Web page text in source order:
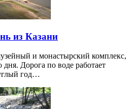
из Казани
и монастырский комплекс,
дня. Дорога по воде работает
год…